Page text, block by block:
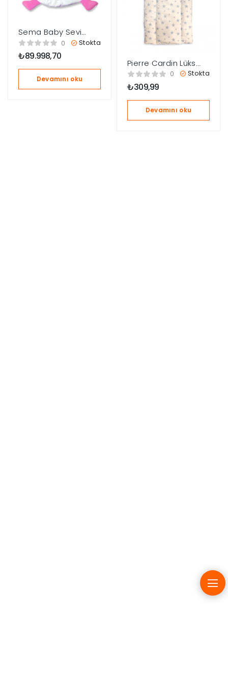
Sema Baby Sevi
Sevimli Alt Açma
Minderi – Pembe
0 Stokta
₺89.998,70
Devamını oku
Pierre Cardin Lüks
Nakışlı Alt Açma
Minderi – Mavi
0 Stokta
₺309,99
Devamını oku